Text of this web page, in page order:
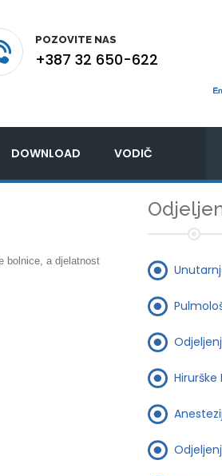
POZOVITE NAS
+387 32 650-622
DOWNLOAD VODIČ
bolnice, a djelatnost
Hirurške